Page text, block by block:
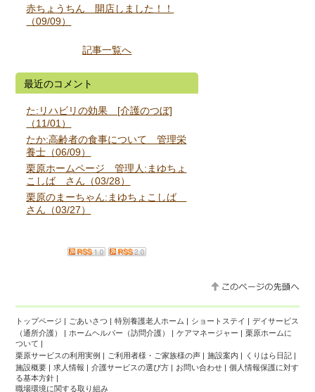
赤ちょうちん 開店しました！！
（09/09）
記事一覧へ
最近のコメント
た:リハビリの効果 [介護のつぼ]
（11/01）
たか:高齢者の食事について 管理栄
養士（06/09）
栗原ホームページ 管理人:まゆちょ
こしば さん（03/28）
栗原のまーちゃん:まゆちょこしば
さん（03/27）
トップページ | ごあいさつ | 特別養護老人ホーム | ショートステイ | デイサービス
（通所介護）
| ホームヘルパー（訪問介護） | ケアマネージャー | 栗原ホームに
ついて |
栗原サービスの利用実例 | ご利用者様・ご家族様の声 | 施設案内 | くりはら日記 |
施設概要 | 求人情報 | 介護サービスの選び方 | お問い合わせ | 個人情報保護に対す
る基本方針 |
職場環境に関する取り組み